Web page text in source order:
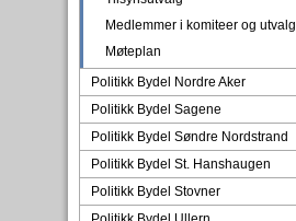
Medlemmer i komiteer og utvalg
Møteplan
Politikk Bydel Nordre Aker
Politikk Bydel Sagene
Politikk Bydel Søndre Nordstrand
Politikk Bydel St. Hanshaugen
Politikk Bydel Stovner